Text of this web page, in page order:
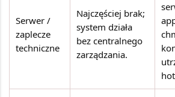
Serwer /
zaplecze
techniczne
Najczęściej brak;
system działa
bez centralnego
zarządzania.